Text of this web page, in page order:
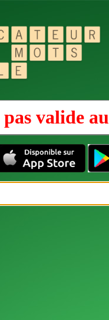
valide au